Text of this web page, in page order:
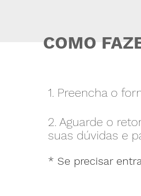
COMO
1. Preencha o
2. Aguarde o
suas dúvidas e
* Se precisar